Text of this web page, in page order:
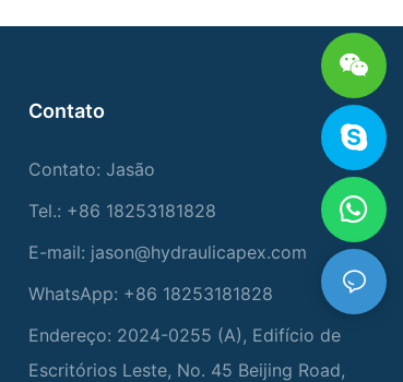
Contato
Contato: Jasão
Tel.: +86 18253181828
E-mail: jason@hydraulicapex.com
WhatsApp: +86 18253181828
Endereço: 2024-0255 (A), Edifício de
Escritórios Leste, No. 45 Beijing Road,